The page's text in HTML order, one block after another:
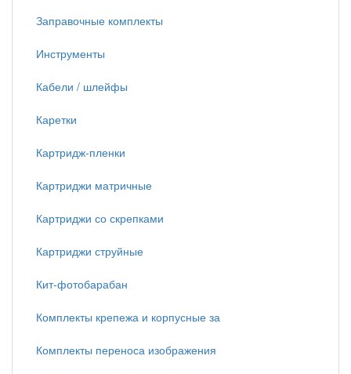
Заправочные комплекты
Инструменты
Кабели / шлейфы
Каретки
Картридж-пленки
Картриджи матричные
Картриджи со скрепками
Картриджи струйные
Кит-фотобарабан
Комплекты крепежа и корпусные за
Комплекты переноса изображения